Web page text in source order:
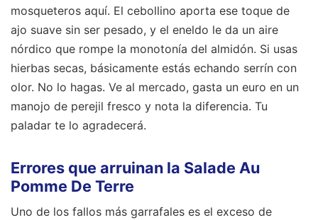
mosqueteros aquí. El cebollino aporta ese toque de
ajo suave sin ser pesado, y el eneldo le da un aire
nórdico que rompe la monotonía del almidón. Si usas
hierbas secas, básicamente estás echando serrín con
olor. No lo hagas. Ve al mercado, gasta un euro en un
manojo de perejil fresco y nota la diferencia. Tu
paladar te lo agradecerá.
Errores que arruinan la Salade Au
Pomme De Terre
Uno de los fallos más garrafales es el exceso de